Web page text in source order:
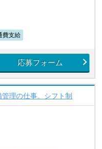
費支給
応募フォーム
理の仕事。シフト制